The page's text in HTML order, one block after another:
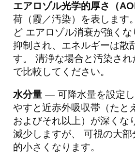
エアロゾル光学的厚さ（
荷（霞／汚染）を表します
ど エアロゾル消衰が強く
抑制され、エネルギーは散
す。 清浄な場合と汚染され
で比較してください。
水分量 — 可降水量を設定
やすと近赤外吸収帯（たと
およびそれ以上）が深くな
減少しますが、 可視の大
的小さくなります。